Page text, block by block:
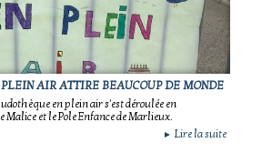
AIR ATTIRE BEAUCOUP DE MONDE
en plein air s'est déroulée en
et le Pole Enfance de Marlieux.
► Lire la suite